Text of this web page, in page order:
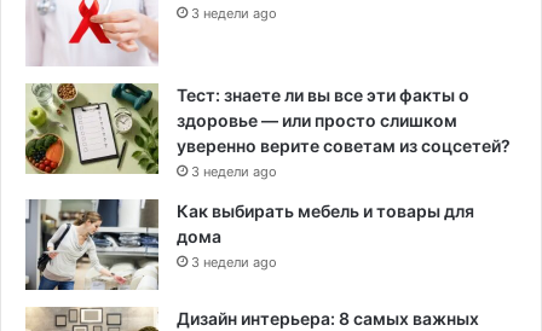
3 недели ago
Тест: знаете ли вы все эти факты о
здоровье — или просто слишком
уверенно верите советам из соцсетей?
3 недели ago
Как выбирать мебель и товары для
дома
3 недели ago
Дизайн интерьера: 8 самых важных